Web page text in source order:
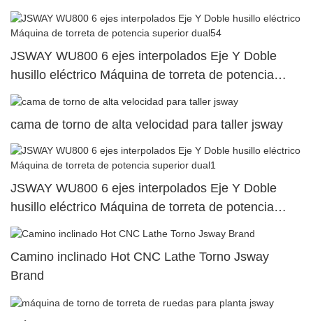
JSWAY WU800 6 ejes interpolados Eje Y Doble
husillo eléctrico Máquina de torreta de potencia
superior dual54
cama de torno de alta velocidad para taller jsway
JSWAY WU800 6 ejes interpolados Eje Y Doble
husillo eléctrico Máquina de torreta de potencia
superior dual1
Camino inclinado Hot CNC Lathe Torno Jsway
Brand